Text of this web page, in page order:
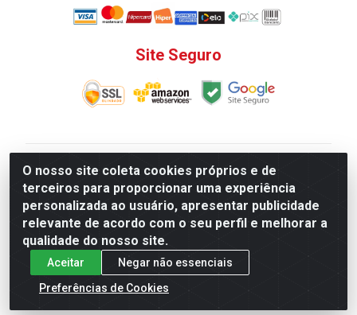
O nosso site coleta cookies próprios e de
terceiros para proporcionar uma experiência
personalizada ao usuário, apresentar publicidade
relevante de acordo com o seu perfil e melhorar a
qualidade do nosso site.
Aceitar
Negar não essenciais
Preferências de Cookies
Site Seguro
V. C. Ferragens LTDA - Rua do Matoso, 132 - Praça da
Bandeira, Rio de Janeiro/ RJ - CEP 20.270-135 - CNPJ
12.324.723/0001-25
Todas as regras de promoções, descontos, preços e
prazos de pagamento e entrega expostos aqui são
válidos apenas para compras via internet. Preços e
estoque sujeito a alterações sem aviso prévio.